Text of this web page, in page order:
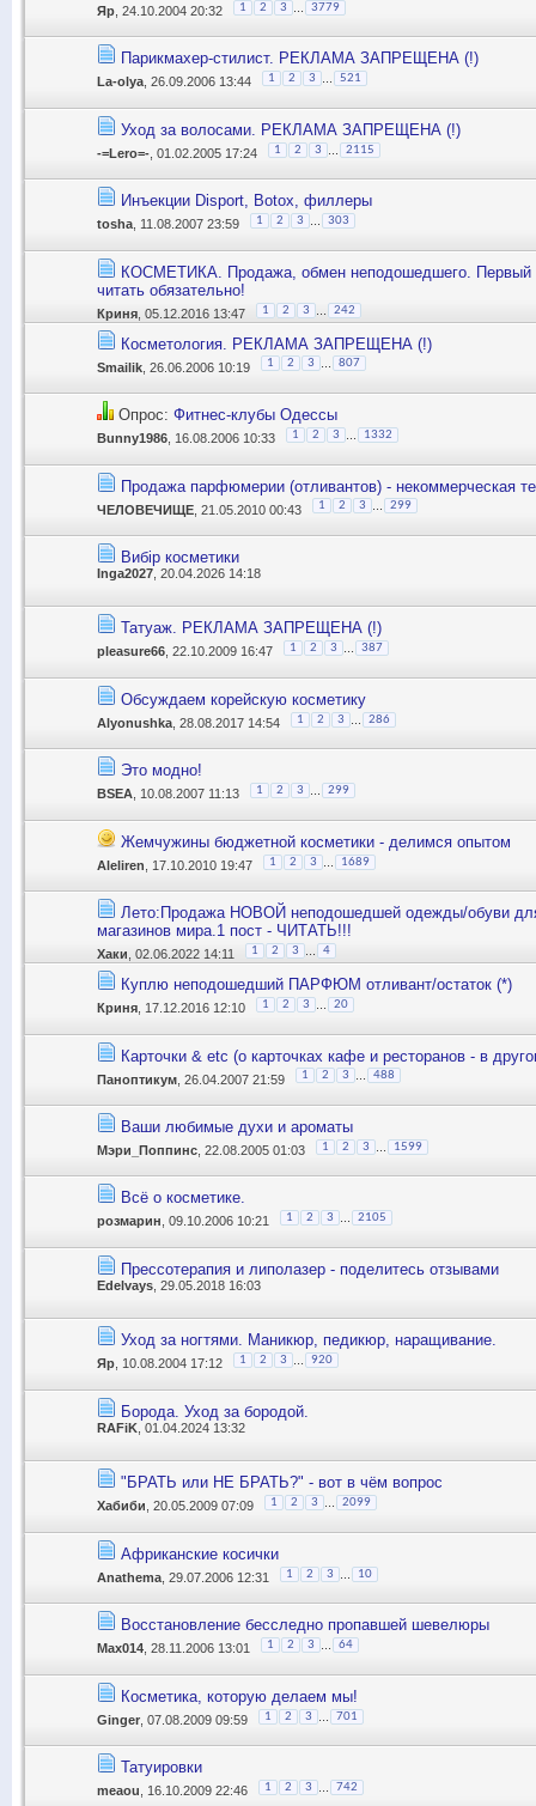
Яр , 24.10.2004 20:32 1 2 3 3779
Парикмахер-стилист. РЕКЛАМА ЗАПРЕЩЕНА (!)
La-olya , 26.09.2006 13:44 1 2 3 521
Уход за волосами. РЕКЛАМА ЗАПРЕЩЕНА (!)
-=Lero=- , 01.02.2005 17:24 1 2 3 2115
Инъекции Disport, Botox, филлеры
tosha , 11.08.2007 23:59 1 2 3 303
КОСМЕТИКА. Продажа, обмен неподошедшего. Первый
читать обязательно!
Криня , 05.12.2016 13:47 1 2 3 242
Косметология. РЕКЛАМА ЗАПРЕЩЕНА (!)
Smailik , 26.06.2006 10:19 1 2 3 807
Опрос: Фитнес-клубы Одессы
Bunny1986 , 16.08.2006 10:33 1 2 3 1332
Продажа парфюмерии (отливантов) - некоммерческая
ЧЕЛОВЕЧИЩЕ , 21.05.2010 00:43 1 2 3 299
Вибір косметики
Inga2027 , 20.04.2026 14:18
Татуаж. РЕКЛАМА ЗАПРЕЩЕНА (!)
pleasure66 , 22.10.2009 16:47 1 2 3 387
Обсуждаем корейскую косметику
Alyonushka , 28.08.2017 14:54 1 2 3 286
Это модно!
BSEA , 10.08.2007 11:13 1 2 3 299
Жемчужины бюджетной косметики - делимся опытом
Aleliren , 17.10.2010 19:47 1 2 3 1689
Лето:Продажа НОВОЙ неподошедшей одежды/обуви
магазинов мира.1 пост - ЧИТАТЬ!!!
Хаки , 02.06.2022 14:11 1 2 3 4
Куплю неподошедший ПАРФЮМ отливант/остаток (*)
Криня , 17.12.2016 12:10 1 2 3 20
Карточки & etc (о карточках кафе и ресторанов - в
Паноптикум , 26.04.2007 21:59 1 2 3 488
Ваши любимые духи и ароматы
Мэри_Поппинс , 22.08.2005 01:03 1 2 3 1599
Всё о косметике.
розмарин , 09.10.2006 10:21 1 2 3 2105
Прессотерапия и липолазер - поделитесь отзывами
Edelvays , 29.05.2018 16:03
Уход за ногтями. Маникюр, педикюр, наращивание.
Яр , 10.08.2004 17:12 1 2 3 920
Борода. Уход за бородой.
RAFiK , 01.04.2024 13:32
"БРАТЬ или НЕ БРАТЬ?" - вот в чём вопрос
Хабиби , 20.05.2009 07:09 1 2 3 2099
Африканские косички
Anathema , 29.07.2006 12:31 1 2 3 10
Восстановление бесследно пропавшей шевелюры
Max014 , 28.11.2006 13:01 1 2 3 64
Косметика, которую делаем мы!
Ginger , 07.08.2009 09:59 1 2 3 701
Татуировки
meaou , 16.10.2009 22:46 1 2 3 742